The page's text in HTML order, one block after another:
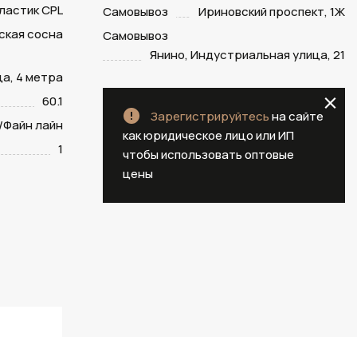
CPL
сосна
4 метра
60.1
Файн лайн
1
Самовывоз
Ириновский проспект, 1Ж
Самовывоз
Янино, Индустриальная улица, 21
Зарегистрируйтесьна сайте
как юридическое лицо или ИП
чтобы использовать оптовые
цены